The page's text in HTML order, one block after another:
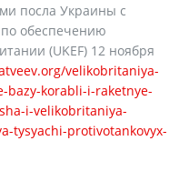
посла Украины с
обеспечению
(UKEF) 12 ноября
velikobritaniya-
bazy-korabli-i-raketnye-
i-velikobritaniya-
tysyachi-protivotankovyx-